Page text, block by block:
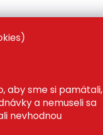
aby sme si pamätali,
a nemuseli sa
nevhodnou
na holičkách.
a frekvencii až